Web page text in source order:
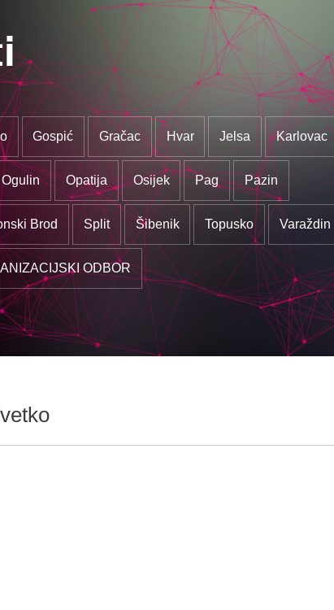
Gospić Gračac Hvar Jelsa Karlovac
Ogulin Opatija Osijek Pag Pazin
Brod Split Šibenik Topusko Varaždin
ODBOR